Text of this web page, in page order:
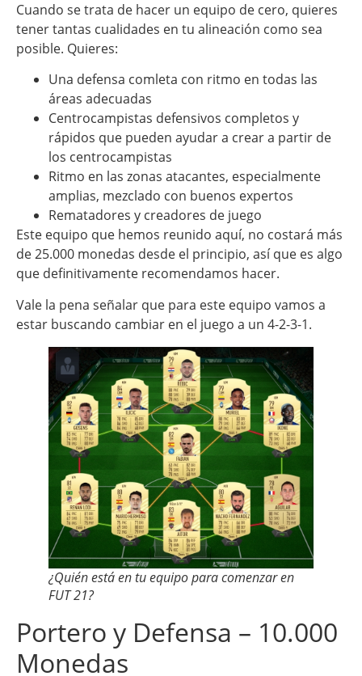
Cuando se trata de hacer un equipo de cero, quieres
tener tantas cualidades en tu alineación como sea
posible. Quieres:
Una defensa comleta con ritmo en todas las
áreas adecuadas
Centrocampistas defensivos completos y
rápidos que pueden ayudar a crear a partir de
los centrocampistas
Ritmo en las zonas atacantes, especialmente
amplias, mezclado con buenos expertos
Rematadores y creadores de juego
Este equipo que hemos reunido aquí, no costará más
de 25.000 monedas desde el principio, así que es algo
que definitivamente recomendamos hacer.
Vale la pena señalar que para este equipo vamos a
estar buscando cambiar en el juego a un 4-2-3-1.
¿Quién está en tu equipo para comenzar en
FUT 21?
Portero y Defensa – 10.000
Monedas